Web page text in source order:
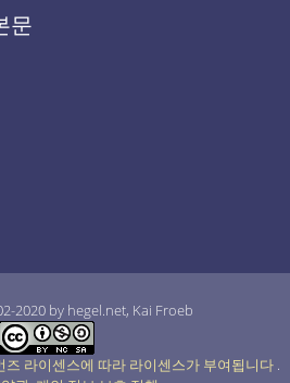
문
2020 by hegel.net, Kai Froeb
라이센스에 따라 라이센스가 부여됩니다 .